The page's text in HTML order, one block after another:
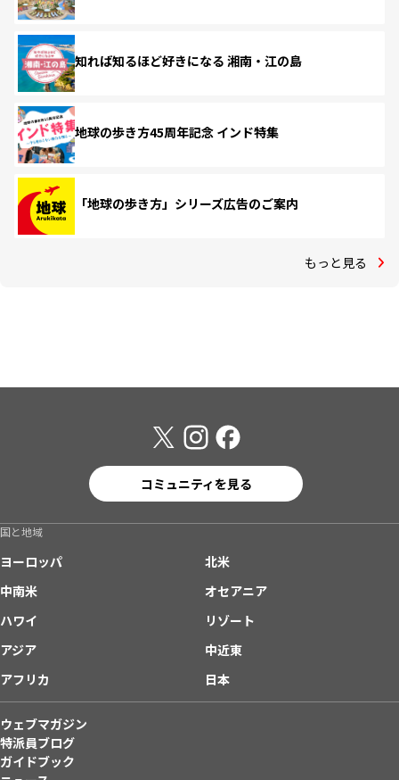
知れば知るほど好きになる 湘南・江の島
地球の歩き方45周年記念 インド特集
「地球の歩き方」シリーズ広告のご案内
もっと見る
コミュニティを見る
国と地域
ヨーロッパ
北米
中南米
オセアニア
ハワイ
リゾート
アジア
中近東
アフリカ
日本
ウェブマガジン
特派員ブログ
ガイドブック